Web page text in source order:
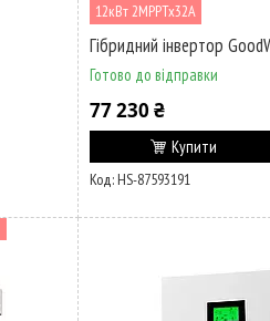
12кВт 2MPPTx32A
Гібридний інвертор
Готово до відправки
77 230 ₴
Купити
HS-87593191